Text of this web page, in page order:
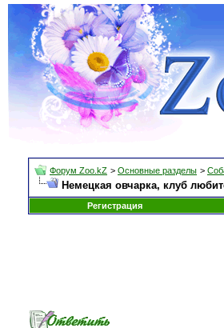
Форум Zoo.kZ > Основные разделы >
Немецкая овчарка, клуб
Регистрация